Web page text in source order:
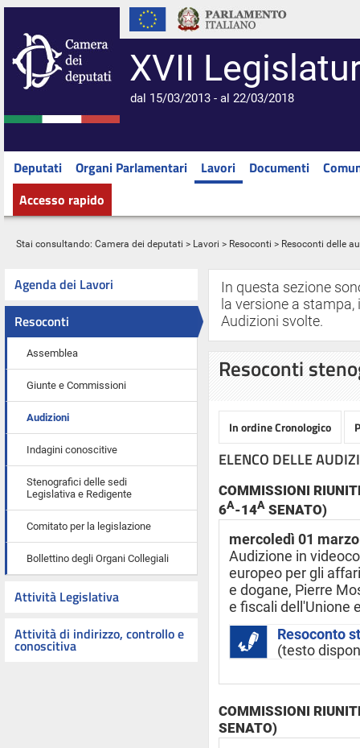
XVII
dal 15/03/2013 - al 22/03/2018
Deputati Organi Parlamentari Lavori Documenti
Accesso rapido
Stai consultando: Camera dei deputati > Lavori > Resoconti > Resoconti delle
Agenda dei Lavori
Resoconti
Assemblea
Giunte e Commissioni
Audizioni
Indagini conoscitive
Stenografici delle sedi
Legislativa e Redigente
Comitato per la legislazione
Bollettino degli Organi Collegiali
Attività Legislativa
Attività di indirizzo, controllo e
conoscitiva
In questa sezione
la versione a
Audizioni svolte.
Resoconti
In ordine Cronologico
ELENCO DELLE
COMMISSIONI
6A-14A SENATO)
mercoledì 01
Audizione in
europeo per gli
e dogane, Pierre
e fiscali dell'Unione
Resoconto
(testo
COMMISSIONI
SENATO)